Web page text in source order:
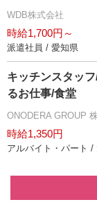
WDB株式会社
時給1,700円～
派遣社員 / 愛知県
キッチンスタッ
るお仕事/食堂
ONODERA GROUP
時給1,350円
アルバイト・パート /